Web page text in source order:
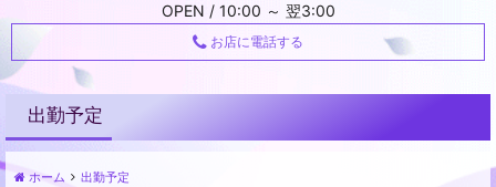
OPEN / 10:00 ～ 翌3:00
お店に電話する
出勤予定
ホーム 出勤予定
a
i